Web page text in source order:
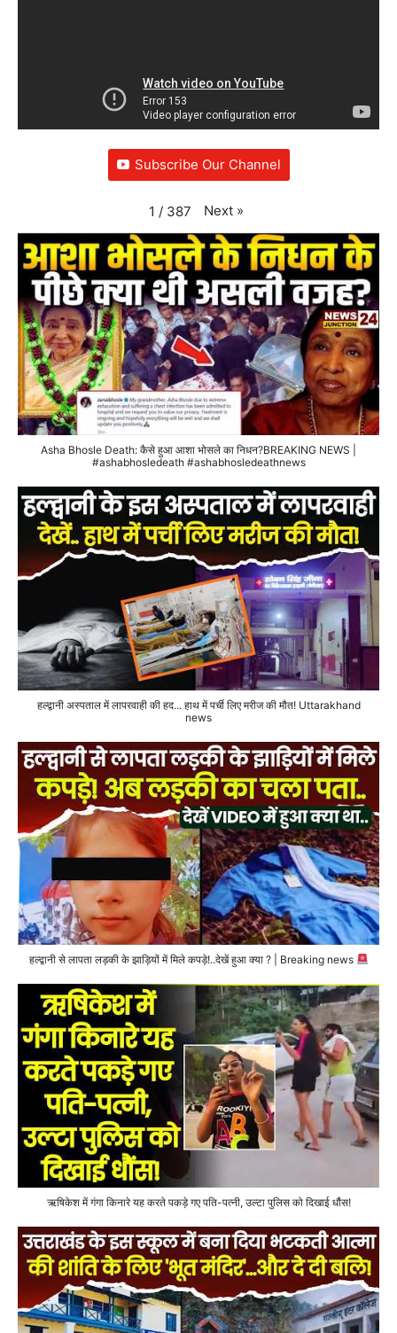
Subscribe Our Channel
1 / 387 Next »
Asha Bhosle Death: कैसे हुआ आशा भोसले का निधन?BREAKING NEWS |
#ashabhosledeath #ashabhosledeathnews
हल्द्वानी अस्पताल में लापरवाही की हद... हाथ में पर्ची लिए मरीज की मौत! Uttarakhand
news
हल्द्वानी से लापता लड़की के झाड़ियों में मिले कपड़े!..देखें हुआ क्या ? | Breaking news
ऋषिकेश में गंगा किनारे यह करते पकड़े गए पति-पत्नी, उल्टा पुलिस को दिखाई धौंस!